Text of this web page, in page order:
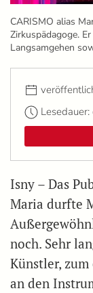
CARISMO alias
Zirkuspädagoge.
Langsamgehen
Lesedauer:
Isny – Das
Maria durfte
noch. Sehr
Künstler,
an den